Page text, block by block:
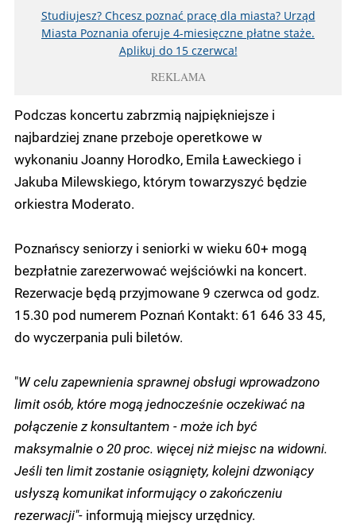
Studiujesz? Chcesz poznać pracę dla miasta? Urząd
Miasta Poznania oferuje 4-miesięczne płatne staże.
Aplikuj do 15 czerwca!
REKLAMA
Podczas koncertu zabrzmią najpiękniejsze i
najbardziej znane przeboje operetkowe w
wykonaniu Joanny Horodko, Emila Ławeckiego i
Jakuba Milewskiego, którym towarzyszyć będzie
orkiestra Moderato.
Poznańscy seniorzy i seniorki w wieku 60+ mogą
bezpłatnie zarezerwować wejściówki na koncert.
Rezerwacje będą przyjmowane 9 czerwca od godz.
15.30 pod numerem Poznań Kontakt: 61 646 33 45,
do wyczerpania puli biletów.
"W celu zapewnienia sprawnej obsługi wprowadzono
limit osób, które mogą jednocześnie oczekiwać na
połączenie z konsultantem - może ich być
maksymalnie o 20 proc. więcej niż miejsc na widowni.
Jeśli ten limit zostanie osiągnięty, kolejni dzwoniący
usłyszą komunikat informujący o zakończeniu
rezerwacji"- informują miejscy urzędnicy.